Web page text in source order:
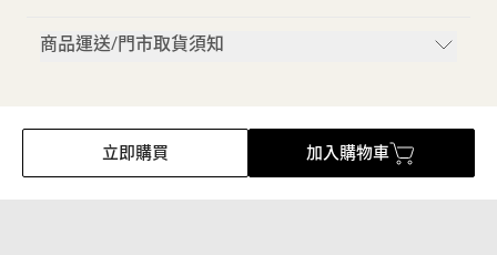
商品運送/門市取貨須知
立即購買 加入購物車